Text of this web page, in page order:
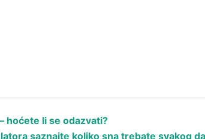
hoćete li se odazvati?
saznajte koliko sna trebate svakog